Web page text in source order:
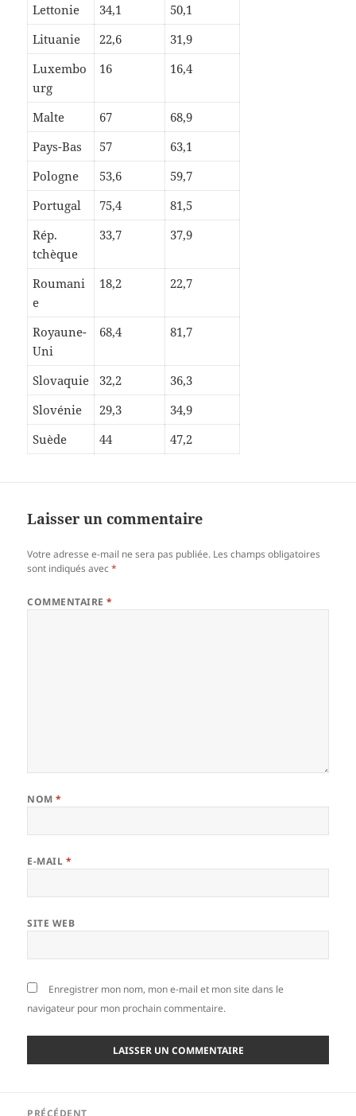
Lettonie
34,1
50,1
Lituanie
22,6
31,9
Luxembo
urg
16 16,4
Malte 67
68,9
Pays-Bas
57
63,1
Pologne
53,6
59,7
Portugal
75,4
81,5
Rép.
tchèque
33,7 37,9
Roumani
e
18,2 22,7
Royaune-
Uni
68,4 81,7
Slovaquie 32,2
36,3
Slovénie
29,3
34,9
Suède
44 47,2
Laisser un commentaire
Votre adresse e-mail ne sera pas publiée. Les champs obligatoires
sont indiqués avec*
COMMENTAIRE*
NOM*
E-MAIL *
SITE WEB
Enregistrer mon nom, mon e-mail et mon site dans le
navigateur pour mon prochain commentaire.
PRÉCÉDENT